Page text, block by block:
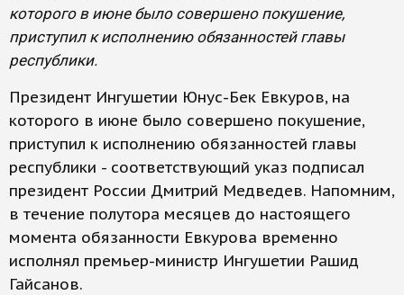
которого в июне было совершено покушение,
приступил к исполнению обязанностей главы
республики.
Президент Ингушетии Юнус-Бек Евкуров, на
которого в июне было совершено покушение,
приступил к исполнению обязанностей главы
республики - соответствующий указ подписал
президент России Дмитрий Медведев. Напомним,
в течение полутора месяцев до настоящего
момента обязанности Евкурова временно
исполнял премьер-министр Ингушетии Рашид
Гайсанов.